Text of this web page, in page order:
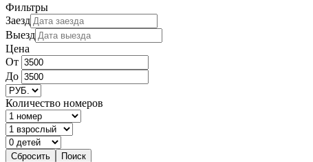
Фильтры
Заезд
Выезд
Цена
От
До
Количество номеров